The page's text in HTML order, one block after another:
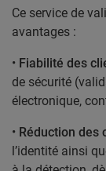
Ce service de
avantages :
• Fiabilité des
de sécurité
électronique,
• Réduction des
l’identité ainsi